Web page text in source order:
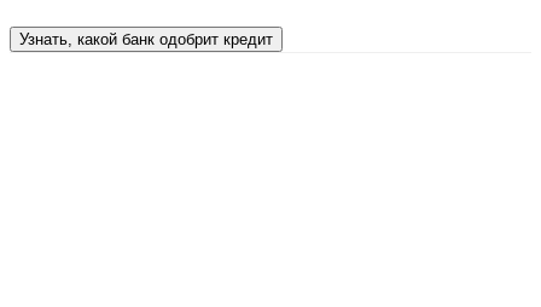
Узнать, какой банк одобрит кредит